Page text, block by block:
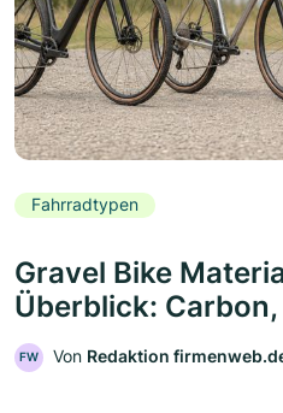
Fahrradtypen
Gravel Bike
Überblick:
FW Von Redaktion